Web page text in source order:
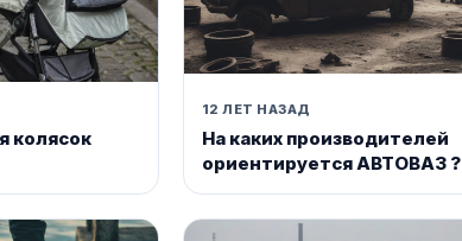
колясок
12 ЛЕТ НАЗАД
На каких производителей
ориентируется АВТОВАЗ ?